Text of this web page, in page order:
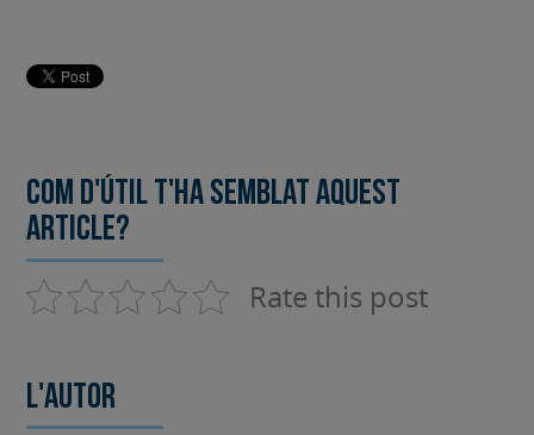
Com d'útil t'ha semblat aquest
article?
Rate this post
L'autor